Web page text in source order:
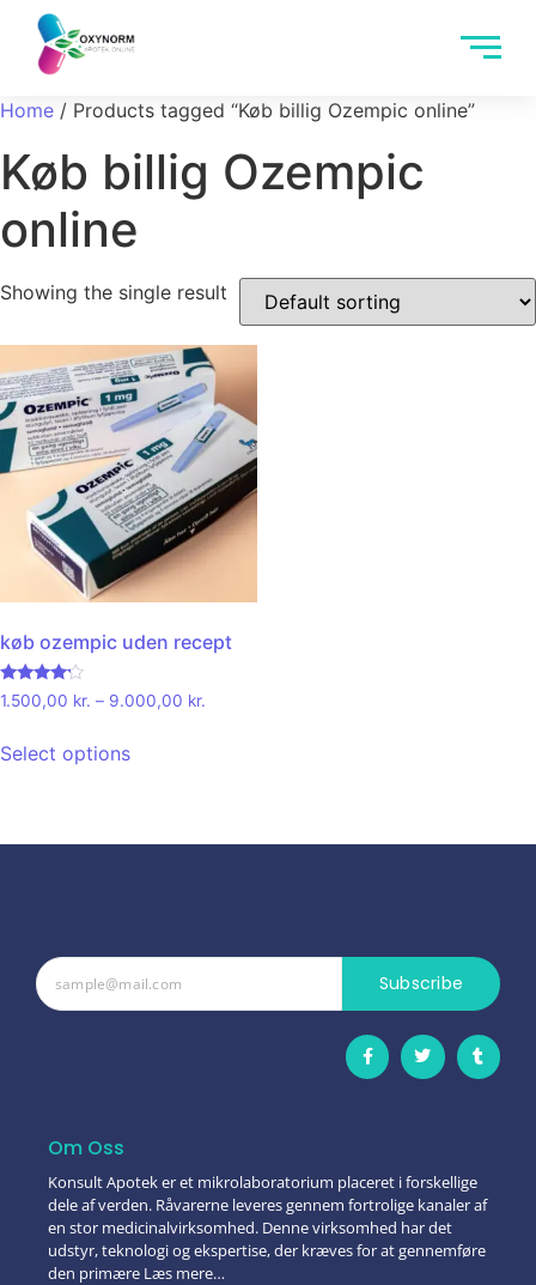
Home / Products tagged “Køb billig Ozempic online”
Køb billig Ozempic
online
Showing the single result
køb ozempic uden recept
Rated
4.00
1.500,00 kr. – 9.000,00 kr.
Select options
Subscribe
Om Oss
Konsult Apotek er et mikrolaboratorium placeret i forskellige
dele af verden. Råvarerne leveres gennem fortrolige kanaler af
en stor medicinalvirksomhed. Denne virksomhed har det
udstyr, teknologi og ekspertise, der kræves for at gennemføre
den primære Læs mere…